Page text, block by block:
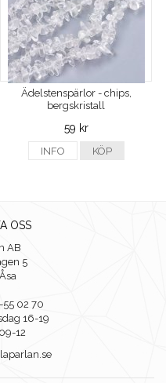
Ädelstenspärlor - chips,
bergskristall
59 kr
INFO KÖP
OSS
AB
5
55 02 70
16-19
12